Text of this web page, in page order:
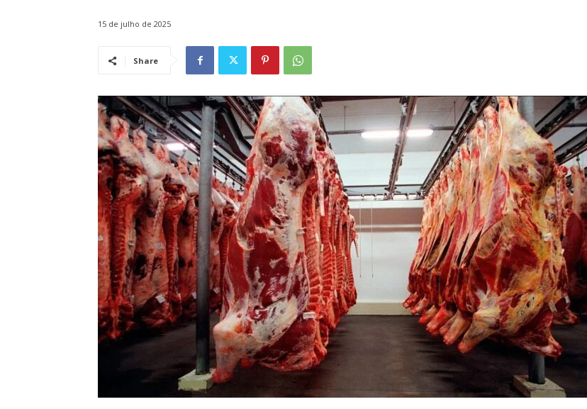
15 de julho de 2025
Share